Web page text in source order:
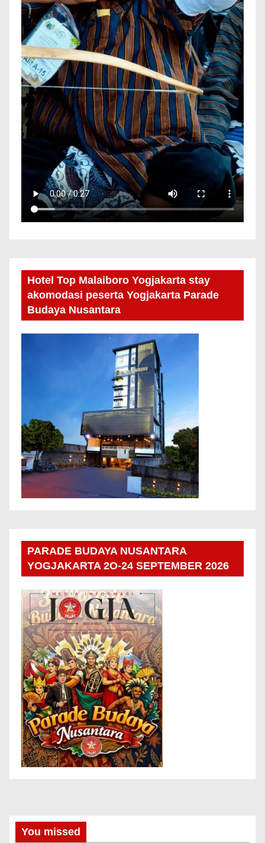
Hotel Top Malaiboro Yogjakarta stay
akomodasi peserta Yogjakarta Parade
Budaya Nusantara
PARADE BUDAYA NUSANTARA
YOGJAKARTA 2O-24 SEPTEMBER 2026
You missed